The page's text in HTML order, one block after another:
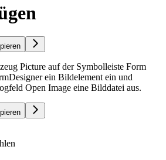
Picture auf der Symbolleiste Form
ein Bildelement ein und
Open Image eine Bilddatei aus.